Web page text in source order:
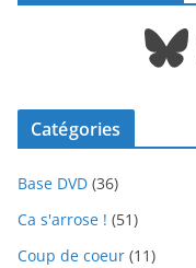
Bluesky
Catégories
Base DVD (36)
Ca s'arrose ! (51)
Coup de coeur (11)